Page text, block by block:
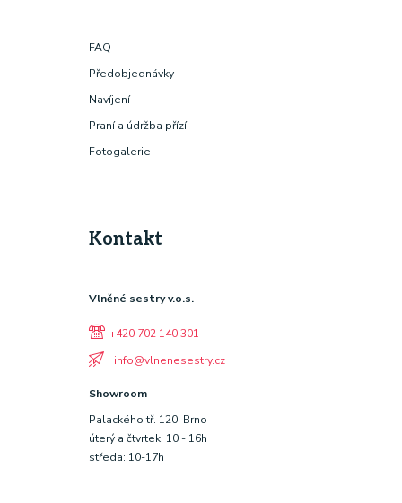
FAQ
Předobjednávky
Navíjení
Praní a údržba přízí
Fotogalerie
Kontakt
Vlněné sestry v.o.s.
+420 702 140 301
info@vlnenesestry.cz
Showroom
Palackého tř. 120, Brno
úterý a čtvrtek: 10 - 16h
středa: 10-17h